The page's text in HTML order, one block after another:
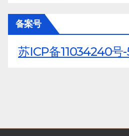
备案号
苏ICP备11034240号